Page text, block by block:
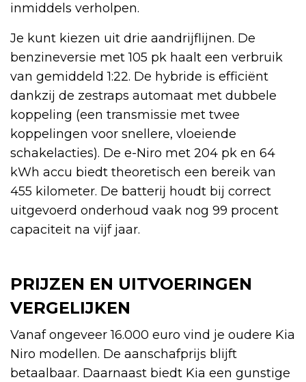
inmiddels verholpen.
Je kunt kiezen uit drie aandrijflijnen. De
benzineversie met 105 pk haalt een verbruik
van gemiddeld 1:22. De hybride is efficiënt
dankzij de zestraps automaat met dubbele
koppeling (een transmissie met twee
koppelingen voor snellere, vloeiende
schakelacties). De e-Niro met 204 pk en 64
kWh accu biedt theoretisch een bereik van
455 kilometer. De batterij houdt bij correct
uitgevoerd onderhoud vaak nog 99 procent
capaciteit na vijf jaar.
PRIJZEN EN UITVOERINGEN
VERGELIJKEN
Vanaf ongeveer 16.000 euro vind je oudere Kia
Niro modellen. De aanschafprijs blijft
betaalbaar. Daarnaast biedt Kia een gunstige